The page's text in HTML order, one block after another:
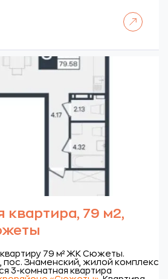
квартира, 79 м2,
79 м² ЖК Сюжеты.
пос. Знаменский, жилой комплекс
3-комнатная квартира